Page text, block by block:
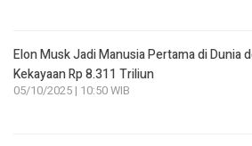
Elon Musk Jadi Manusia Pertama di Dunia
Kekayaan Rp 8.311 Triliun
05/10/2025 | 10:50 WIB